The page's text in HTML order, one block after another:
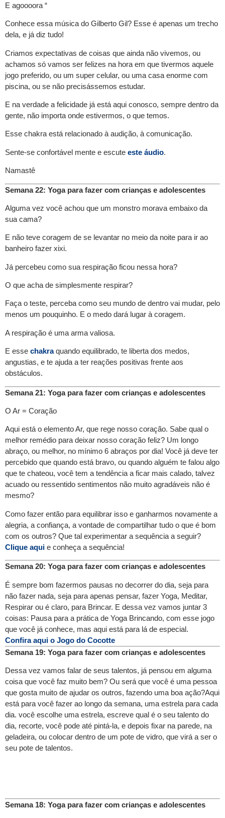
E agoooora “
Conhece essa música do Gilberto Gil? Esse é apenas um trecho
dela, e já diz tudo!
Criamos expectativas de coisas que ainda não vivemos, ou
achamos só vamos ser felizes na hora em que tivermos aquele
jogo preferido, ou um super celular, ou uma casa enorme com
piscina, ou se não precisássemos estudar.
E na verdade a felicidade já está aqui conosco, sempre dentro da
gente, não importa onde estivermos, o que temos.
Esse chakra está relacionado à audição, à comunicação.
Sente-se confortável mente e escute este áudio.
Namastê
Semana 22: Yoga para fazer com crianças e adolescentes
Alguma vez você achou que um monstro morava embaixo da
sua cama?
E não teve coragem de se levantar no meio da noite para ir ao
banheiro fazer xixi.
Já percebeu como sua respiração ficou nessa hora?
O que acha de simplesmente respirar?
Faça o teste, perceba como seu mundo de dentro vai mudar, pelo
menos um pouquinho. E o medo dará lugar à coragem.
A respiração é uma arma valiosa.
E esse chakra quando equilibrado, te liberta dos medos,
angustias, e te ajuda a ter reações positivas frente aos
obstáculos.
Semana 21: Yoga para fazer com crianças e adolescentes
O Ar = Coração
Aqui está o elemento Ar, que rege nosso coração. Sabe qual o
melhor remédio para deixar nosso coração feliz? Um longo
abraço, ou melhor, no mínimo 6 abraços por dia! Você já deve ter
percebido que quando está bravo, ou quando alguém te falou algo
que te chateou, você tem a tendência a ficar mais calado, talvez
acuado ou ressentido sentimentos não muito agradáveis não é
mesmo?
Como fazer então para equilibrar isso e ganharmos novamente a
alegria, a confiança, a vontade de compartilhar tudo o que é bom
com os outros? Que tal experimentar a sequência a seguir?
Clique aqui e conheça a sequência!
Semana 20: Yoga para fazer com crianças e adolescentes
É sempre bom fazermos pausas no decorrer do dia, seja para
não fazer nada, seja para apenas pensar, fazer Yoga, Meditar,
Respirar ou é claro, para Brincar. E dessa vez vamos juntar 3
coisas: Pausa para a prática de Yoga Brincando, com esse jogo
que você já conhece, mas aqui está para lá de especial.
Confira aqui o Jogo do Cocotte
Semana 19: Yoga para fazer com crianças e adolescentes
Dessa vez vamos falar de seus talentos, já pensou em alguma
coisa que você faz muito bem? Ou será que você é uma pessoa
que gosta muito de ajudar os outros, fazendo uma boa ação?Aqui
está para você fazer ao longo da semana, uma estrela para cada
dia. você escolhe uma estrela, escreve qual é o seu talento do
dia, recorte, você pode até pintá-la, e depois fixar na parede, na
geladeira, ou colocar dentro de um pote de vidro, que virá a ser o
seu pote de talentos.
Semana 18: Yoga para fazer com crianças e adolescentes